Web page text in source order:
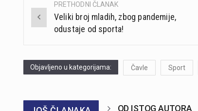
Post
navigation
PRETHODNI ČLANAK
Veliki broj mladih, zbog pandemije,
odustaje od sporta!
Objavljeno u kategorijama: Čavle Sport
OD ISTOG AUTORA